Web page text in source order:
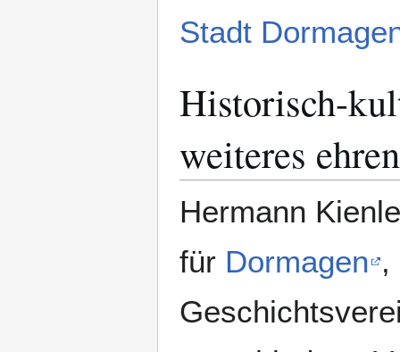
Stadt
Historisch-
weiteres
Hermann
für Dormagen ,